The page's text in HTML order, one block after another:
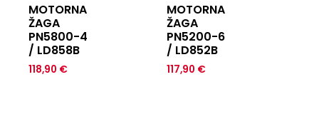
MOTORNA
ŽAGA
PN5800-4
/ LD858B
118,90 €
MOTORNA
ŽAGA
PN5200-6
/ LD852B
117,90 €